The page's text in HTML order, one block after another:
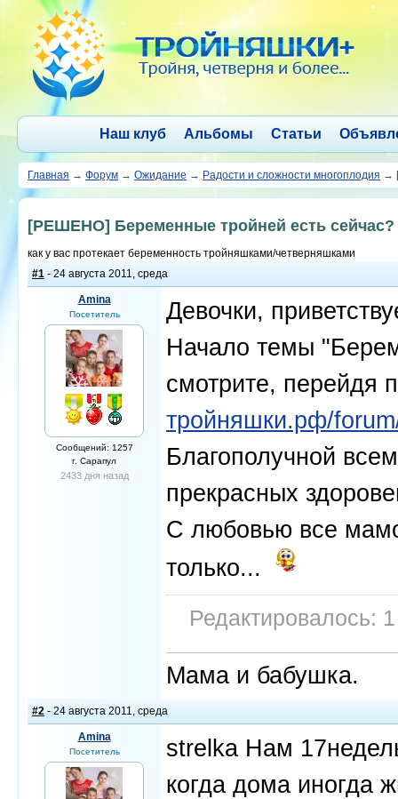
Наш клуб Альбомы Статьи
Главная → Форум → Ожидание → Радости и сложности многоплодия →
[РЕШЕНО] Беременные тройней есть
как у вас протекает беременность тройняшками/четверняшками
#1 - 24 августа 2011, среда
Amina
Посетитель
Сообщений: 1257
г. Сарапул
2433 дня назад
Девочки,
Начало темы
смотрите, перейдя
тройняшки.рф/
Благополучной
прекрасных
С любовью все
только...
Редактировалось:
Мама и бабушка.
#2 - 24 августа 2011, среда
Amina
Посетитель
strelka Нам
когда дома иногда